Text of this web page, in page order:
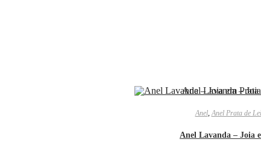
Anel,Anel Prata de Lei
Anel Lavanda – Joia